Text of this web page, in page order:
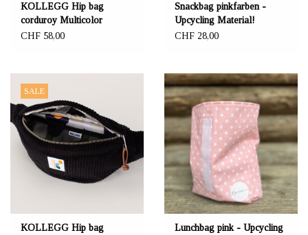
KOLLEGG Hip bag
corduroy Multicolor
CHF 58,00
Snackbag pinkfarben -
Upcycling Material!
CHF 28,00
SALE
KOLLEGG Hip bag
Lunchbag pink - Upcycling